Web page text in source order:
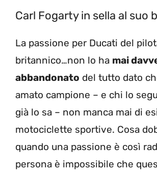
Carl Fogarty in sella al suo
La passione per Ducati del
britannico…non lo ha mai
abbandonato del tutto dato
amato campione – e chi lo
già lo sa – non manca mai di
motociclette sportive. Cosa
quando una passione è così
persona è impossibile che